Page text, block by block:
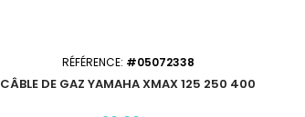
RÉFÉRENCE: #05072338
CÂBLE DE GAZ YAMAHA XMAX 125 250 400